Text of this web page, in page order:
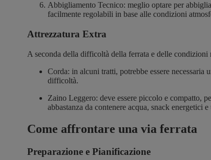
Abbigliamento Tecnico: meglio optare per
facilmente regolabili in base alle condizioni
Attrezzatura Extra
A seconda della difficoltà della ferrata e delle condizioni
Corda: in alcuni tratti, potrebbe essere necessaria
difficoltà.
Zaino Leggero: deve essere piccolo e compatto,
abbastanza da contenere acqua, snack energetici
Come affrontare una via ferrata
Preparazione e Pianificazione